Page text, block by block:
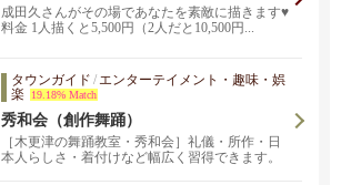
成田久さんがその場であなたを素敵に描きます♥
料金 1人描くと5,500円（2人だと10,500円...
タウンガイド /エンターテイメント・趣味・娯
楽
19.18% Match
秀和会（創作舞踊）
［木更津の舞踊教室・秀和会］礼儀・所作・日
本人らしさ・着付けなど幅広く習得できます。